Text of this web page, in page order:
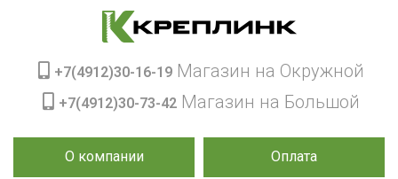
О компании Оплата
+7(4912)30-16-19 Магазин на Окружной
+7(4912)30-73-42 Магазин на Большой